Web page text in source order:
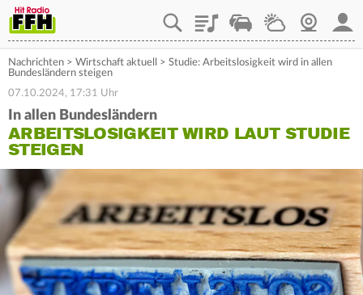
PlaylistStaupilotWetterWebcam
Nachrichten > Wirtschaft aktuell > Studie: Arbeitslosigkeit wird in allen
Bundesländern steigen
07.10.2024, 17:31 Uhr
In allen Bundesländern
ARBEITSLOSIGKEIT WIRD LAUT STUDIE
STEIGEN